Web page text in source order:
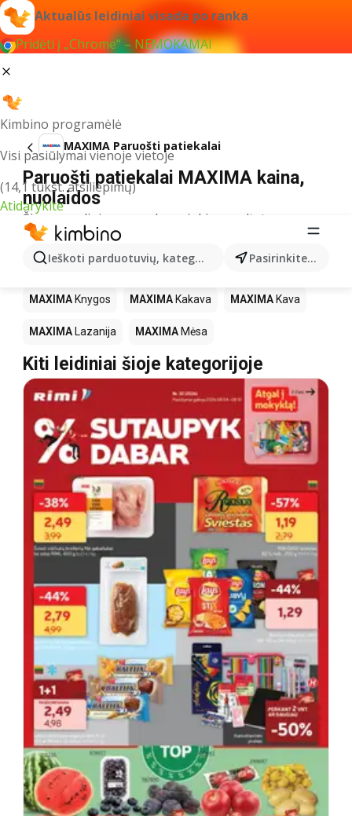
Aktualūs leidiniai visada po ranka
Pridėti į „Chrome“ – NEMOKAMAI
Kimbino programėlė
Visi pasiūlymai vienoje vietoje
(14,1 tūkst. atsiliepimų)
Atidarykite
Ieškoti parduotuvių, kategorijų, produktų... Pasirinkite miestą
MAXIMA Paruošti patiekalai
Paruošti patiekalai MAXIMA kaina,
nuolaidos
Šiuo pavadinimu neradome jokių rezultatų
Kiti produktai parduotuvėse MAXIMA
MAXIMA LEGO MAXIMA Gėrimai MAXIMA
MAXIMA Knygos MAXIMA Kakava MAXIMA Kava
MAXIMA Lazanija MAXIMA Mėsa
Kiti leidiniai šioje kategorijoje